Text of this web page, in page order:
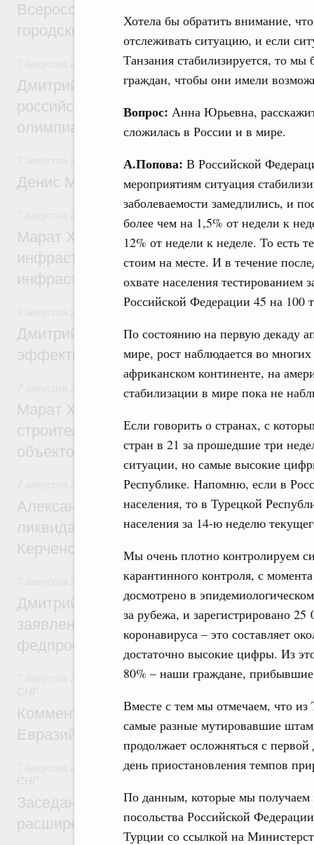
Хотела бы обратить внимание,
отслеживать ситуацию, и если
Танзания стабилизируется, то
граждан, чтобы они имели
Вопрос: Анна Юрьевна,
сложилась в России и в мире.
А.Попова: В Российской
мероприятиям ситуация
заболеваемости замедлились, и
более чем на 1,5% от недели к
12% от недели к неделе. То есть
стоим на месте. И в течение
охвате населения тестированием
Российской Федерации 45 на 100
По состоянию на первую декаду
мире, рост наблюдается во
африканском континенте, на
стабилизации в мире пока не
Если говорить о странах, с
стран в 21 за прошедшие три
ситуации, но самые высокие
Республике. Напомню, если в
населения, то в Турецкой
населения за 14-ю неделю
Мы очень плотно контролируем
карантинного контроля, с
досмотрено в
за рубежа, и зарегистрировано
коронавируса – это составляет
достаточно высокие цифры. Из
80% – наши граждане,
Вместе с тем мы отмечаем, что
самые разные мутировавшие
продолжает осложняться с
день приостановления темпов
По данным, которые мы получаем
посольства Российской
Турции со ссылкой на
Всероссийского конкурса лучших
городской среды
Отрасль информационных технологий
Дмитрий Чернышенко и Сергей Кравцов
российскую сборную с победой на
олимпиаде по искусственному
Общие вопросы промышленной политики
Денис Мантуров посетил Ярославскую
Марат Хуснуллин: 15 объектов
инфраструктуры построили и обновили
инфраструктурным кредитам
Развитие сельских территорий
Дмитрий Патрушев: Синхронизация
эффективность поддержки сельских
Экономика городов. Городская среда
Марат Хуснуллин: «Единый заказчик»
строительство и реконструкцию более
объектов
Чрезвычайные ситуации и ликвидация их
Александр Козлов провёл заседание
ликвидации последствий чрезвычайной
Керченском проливе
Среднее профессиональное образование
Дмитрий Чернышенко: Установлен
заявлений от абитуриентов колледжей и
федпроекта «Профессионалитет»
Евразийский экономический союз.
СНГ
Комментарий Алексея Оверчука по
Евразийского межправительственного
Евразийский экономический союз.
СНГ
Заседание Евразийского
расширенном составе